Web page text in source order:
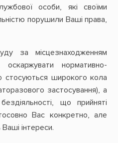
особи, які своїми
порушили Ваші права,
за місцезнаходженням
оскаржувати нормативно-
стосуються широкого кола
застосування), а
що прийняті
Вас конкретно, але
інтереси.